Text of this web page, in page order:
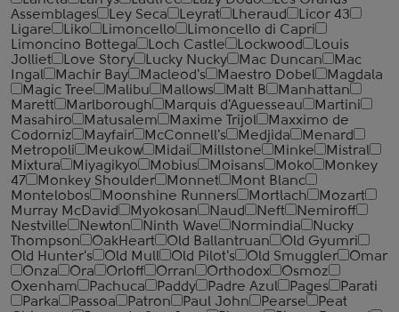
Assemblages
Ley Seca Leyrat Lheraud
Licor 43
Ligare
Liko Limoncello
Limoncello di Capri
Limoncino Bottega
Loch Castle Lockwood
Louis
Jolliet
Love Story Lucky Nucky Mac Duncan
Mac
Ingal
Machir Bay Macleod's Maestro Dobel
Magdala
Magic Tree
Malibu Mallows Malt B
Manhattan
Marett
Marlborough Marquis d'Aguesseau
Martini
Masahiro
Matusalem Maxime Trijol
Maxximo de
Codorniz
Mayfair McConnell's Medjida
Menard
Metropoli
Meukow Midai Millstone Minke
Mistral
Mixtura
Miyagikyo Mobius Moisans Moko
Monkey
47
Monkey Shoulder Monnet
Mont Blanc
Montelobos
Moonshine Runners Mortlach
Mozart
Murray McDavid
Myokosan Naud Neft
Nemiroff
Nestville
Newton Ninth Wave Normindia
Nucky
Thompson
OakHeart Old Ballantruan
Old Gyumri
Old Hunter's
Old Mull Old Pilot's Old Smuggler
Omar
Onza
Ora Orloff Orran Orthodox
Osmoz
Oxenham
Pachuca Paddy Padre Azul Pages
Parati
Parka
Passoa Patron Paul John Pearse
Peat